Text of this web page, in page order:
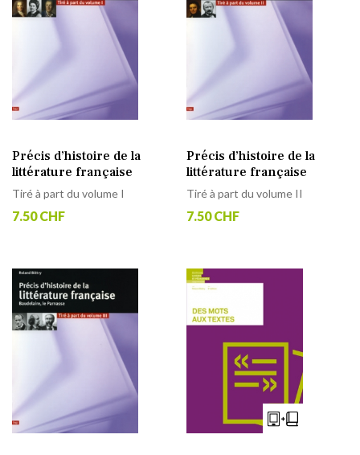
Précis d’histoire de la
littérature française
Tiré à part du volume I
7.50 CHF
Précis d’histoire de la
littérature française
Tiré à part du volume II
7.50 CHF